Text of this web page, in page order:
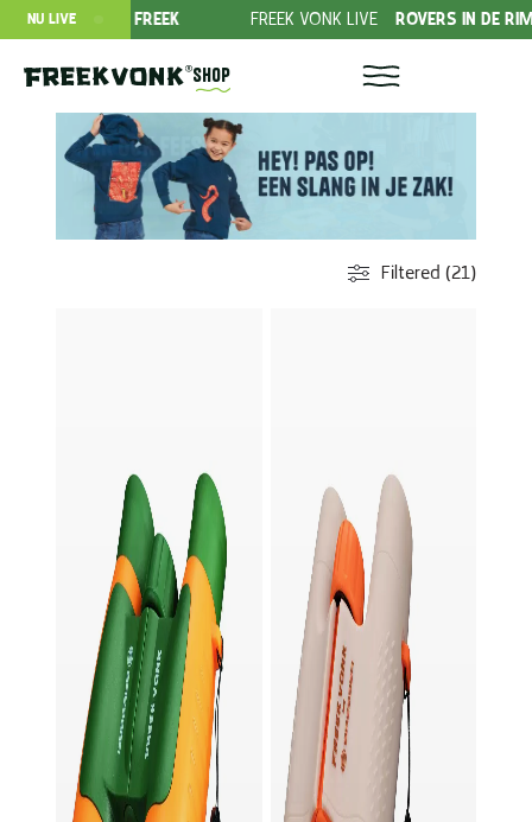
VAN FREEK FREEK VONK LIVE ROVERS IN DE RIMBOE!
NU LIVE
Shop
Filtered (21)